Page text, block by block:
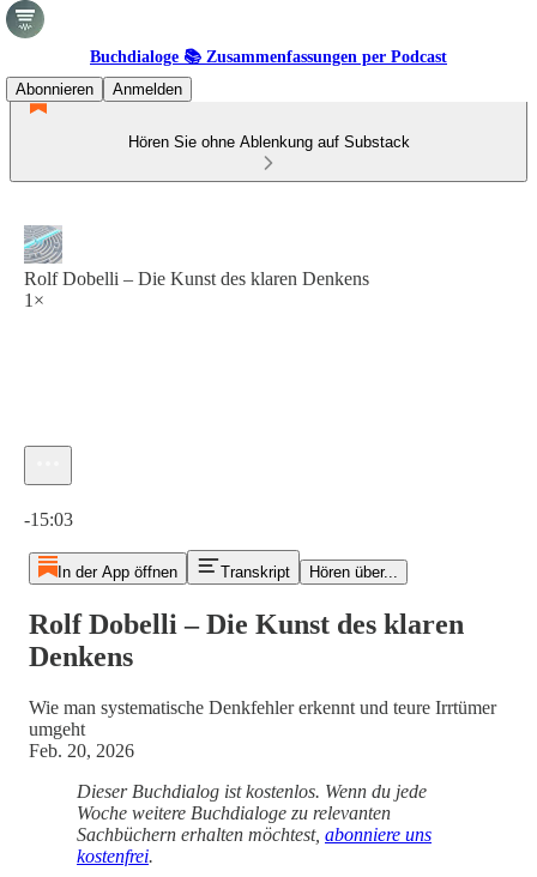
Buchdialoge 📚 Zusammenfassungen per Podcast
Abonnieren
Anmelden
Hören Sie ohne Ablenkung auf Substack
Rolf Dobelli – Die Kunst des klaren Denkens
1×
-15:03
In der App öffnen Transkript Hören über...
Rolf Dobelli – Die Kunst des klaren
Denkens
Wie man systematische Denkfehler erkennt und teure Irrtümer
umgeht
Feb. 20, 2026
Dieser Buchdialog ist kostenlos. Wenn du jede
Woche weitere Buchdialoge zu relevanten
Sachbüchern erhalten möchtest, abonniere uns
kostenfrei.